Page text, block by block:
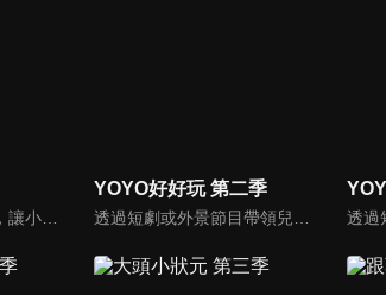
以卡通搭配古典音樂，讓小朋友感受古典音樂的故事與氛圍，進而促進對於古典音樂的愛好與欣賞。樂器認識：由西瓜哥哥與草莓姊姊帶小朋友認識不同樂器的形狀與樂聲。
YOYO好好玩 第二季